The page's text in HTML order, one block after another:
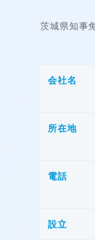
茨城県知事
会社名
所在地
電話
設立